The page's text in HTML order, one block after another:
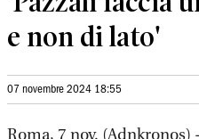
e non di lato'
07 novembre 2024 18:55
Roma, 7 nov.